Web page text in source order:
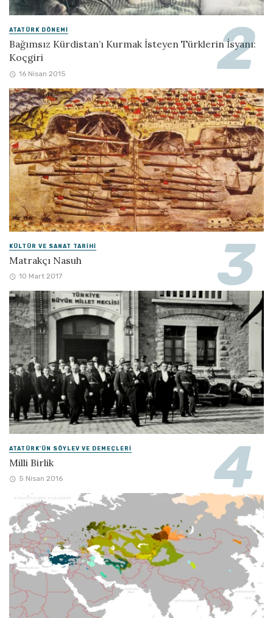
ATATÜRK DÖNEMI
Bağımsız Kürdistan’ı Kurmak İsteyen Türklerin İsyanı:
Koçgiri
16 Nisan 2015
KÜLTÜR VE SANAT TARIHI
Matrakçı Nasuh
10 Mart 2017
ATATÜRK'ÜN SÖYLEV VE DEMEÇLERI
Milli Birlik
5 Nisan 2016